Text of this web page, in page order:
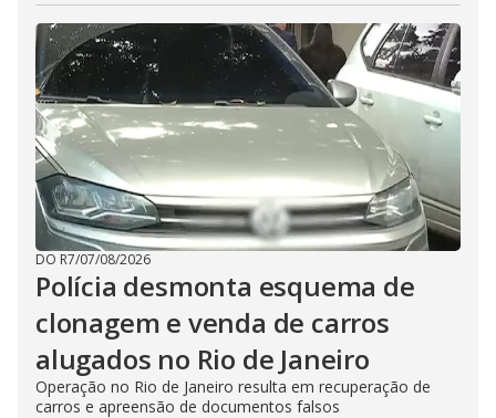
DO R7/07/08/2026
Polícia desmonta esquema de
clonagem e venda de carros
alugados no Rio de Janeiro
Operação no Rio de Janeiro resulta em recuperação de
carros e apreensão de documentos falsos